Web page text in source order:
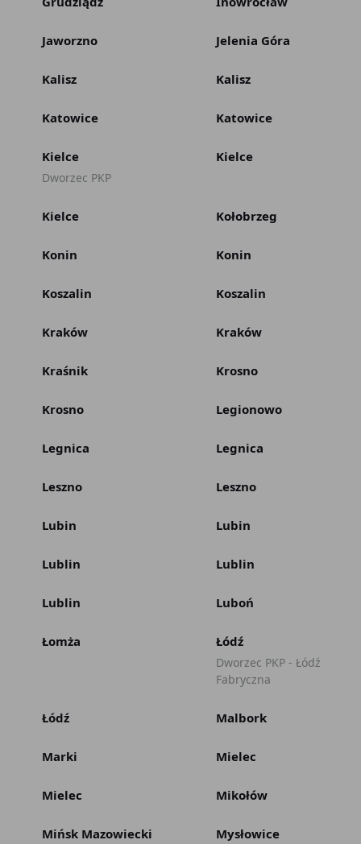
Jaworzno Jelenia Góra
Kalisz Kalisz
Katowice Katowice
Kielce
Dworzec PKP
Kielce
Kielce Kołobrzeg
Konin Konin
Koszalin Koszalin
Kraków Kraków
Kraśnik Krosno
Krosno Legionowo
Legnica Legnica
Leszno Leszno
Lubin Lubin
Lublin Lublin
Lublin Luboń
Łomża Łódź
Dworzec PKP - Łódź
Fabryczna
Łódź Malbork
Marki Mielec
Mielec Mikołów
Mińsk Mazowiecki Mysłowice